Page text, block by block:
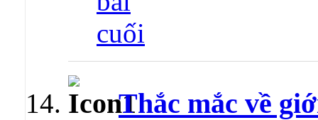
Thắc mắc về